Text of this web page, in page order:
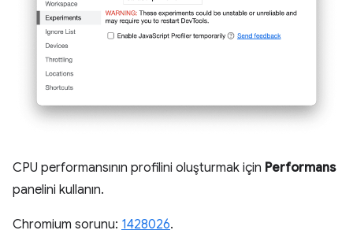
CPU performansının profilini oluşturmak için Performans
panelini kullanın.
Chromium sorunu: 1428026.